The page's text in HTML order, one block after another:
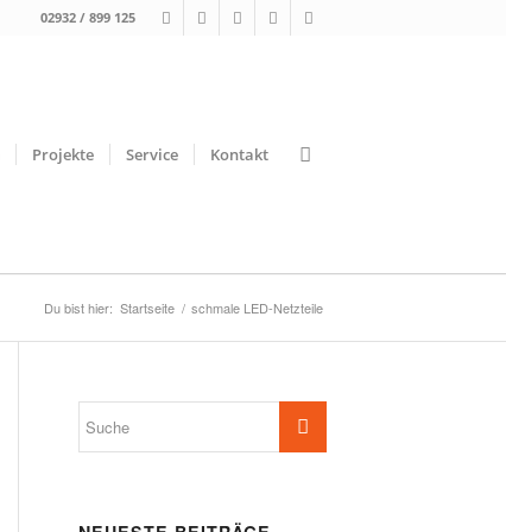
02932 / 899 125
Projekte Service Kontakt
Du bist hier: Startseite / schmale LED-Netzteile